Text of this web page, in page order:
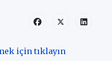
için tıklayın